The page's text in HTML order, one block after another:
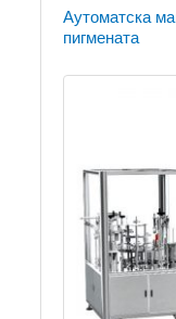
Аутоматска
пигмената